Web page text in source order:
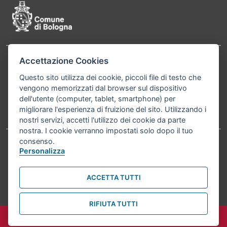
Contatti
Bologna P.Iva 01232710374 Cod. IBAN: IT 88 R
02008 02435 000020067156
Telefono:051203040
Accessibilità Carta dei valori
Informativa sul trattamento dei dati personali Note legali
© Comune di Bologna 2026. Tutti i diritti riservati.
Accettazione Cookies
Questo sito utilizza dei cookie, piccoli file di testo che
vengono memorizzati dal browser sul dispositivo
dell'utente (computer, tablet, smartphone) per
migliorare l'esperienza di fruizione del sito. Utilizzando i
nostri servizi, accetti l'utilizzo dei cookie da parte
nostra. I cookie verranno impostati solo dopo il tuo
consenso.
Personalizza
ACCETTA TUTTI
RIFIUTA TUTTI